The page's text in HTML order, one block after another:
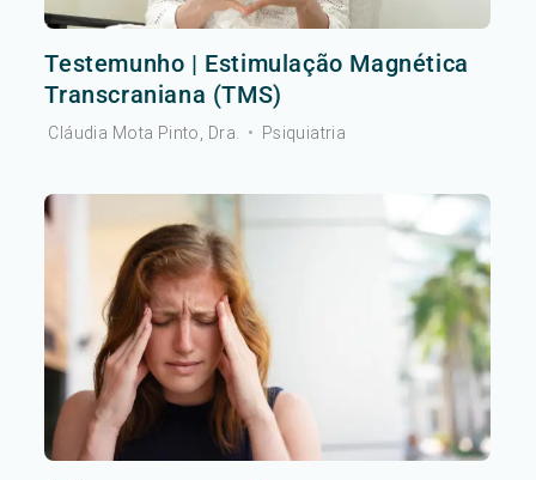
Testemunho | Estimulação Magnética
Transcraniana (TMS)
Cláudia Mota Pinto, Dra. • Psiquiatria